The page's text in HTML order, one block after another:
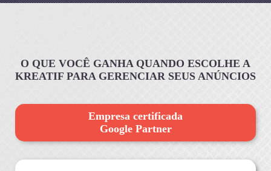
O QUE VOCÊ GANHA QUANDO ESCOLHE A
KREATIF PARA GERENCIAR SEUS ANÚNCIOS
Empresa certificada
Google Partner